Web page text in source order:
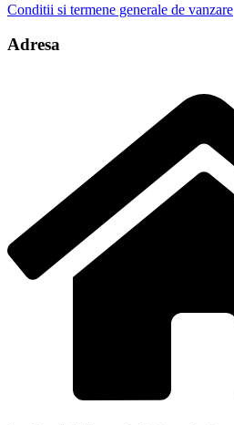
Conditii si termene generale de vanzare
Adresa